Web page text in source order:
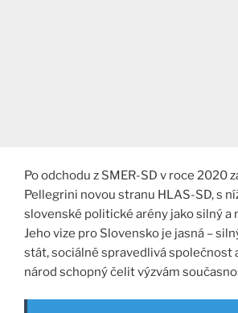
Po odchodu z SMER-SD v roce 2020
Pellegrini novou stranu HLAS-SD, s
slovenské politické arény jako silný a
Jeho vize pro Slovensko je jasná –
stát, sociálně spravedlivá společnost
národ schopný čelit výzvám